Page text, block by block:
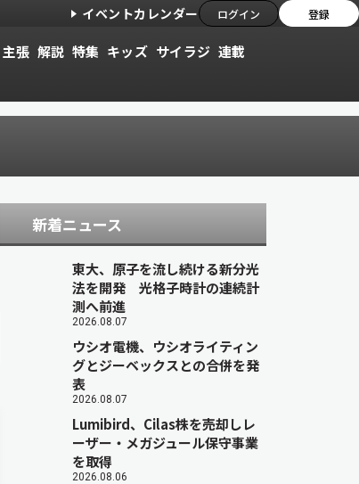
イベントカレンダー ログイン 登録
主張 解説 特集 キッズ サイラジ 連載
新着ニュース
東大、原子を流し続ける新分光
法を開発 光格子時計の連続計
測へ前進
2026.08.07
ウシオ電機、ウシオライティン
グとジーベックスとの合併を発
表
2026.08.07
Lumibird、Cilas株を売却しレ
ーザー・メガジュール保守事業
を取得
2026.08.06